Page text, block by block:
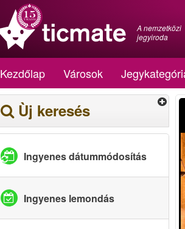
A nemzetközi
jegyiroda
Kezdőlap Városok
Ùj keresés
Ingyenes dátummódosítás
Ingyenes lemondás